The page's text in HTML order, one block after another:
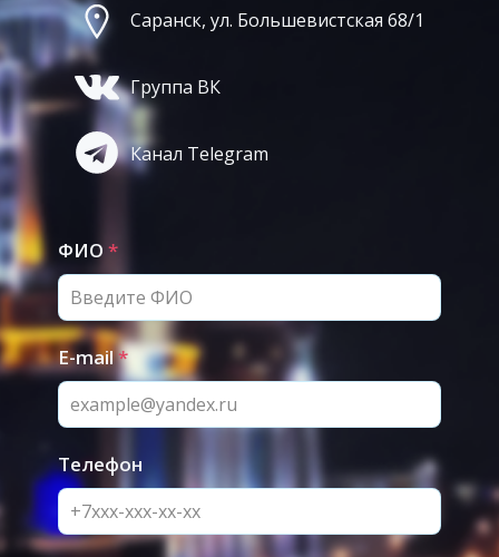
Саранск, ул. Большевистская 68/1
Группа ВК
Канал Telegram
ФИО *
E-mail*
Телефон